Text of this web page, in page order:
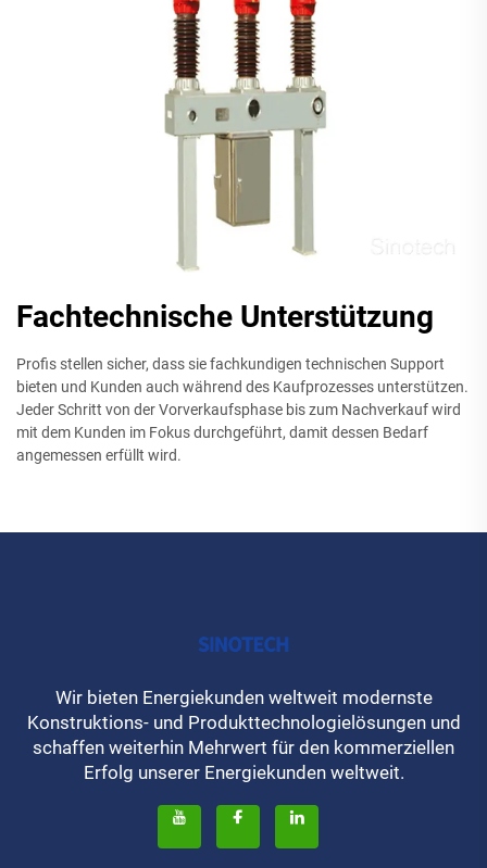
Fachtechnische Unterstützung
Profis stellen sicher, dass sie fachkundigen technischen Support
bieten und Kunden auch während des Kaufprozesses unterstützen.
Jeder Schritt von der Vorverkaufsphase bis zum Nachverkauf wird
mit dem Kunden im Fokus durchgeführt, damit dessen Bedarf
angemessen erfüllt wird.
Wir bieten Energiekunden weltweit modernste
Konstruktions- und Produkttechnologielösungen und
schaffen weiterhin Mehrwert für den kommerziellen
Erfolg unserer Energiekunden weltweit.